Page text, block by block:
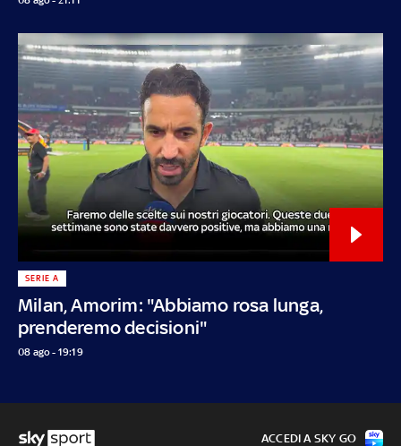
Milan, Amorim: "Abbiamo rosa lunga,
prenderemo decisioni"
SERIE A
08 ago - 19:19
ACCEDI A SKY GO